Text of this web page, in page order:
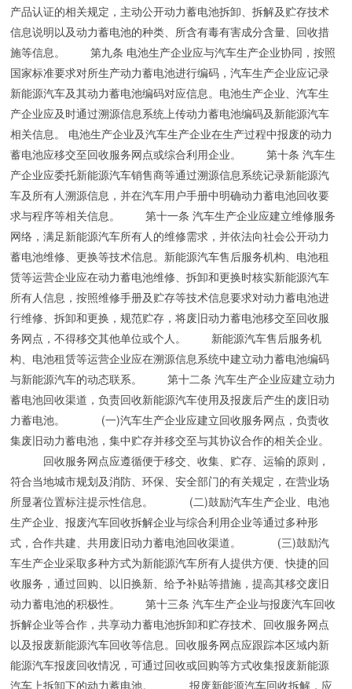
产品认证的相关规定，主动公开动力蓄电池拆卸、拆解及贮存技术
信息说明以及动力蓄电池的种类、所含有毒有害成分含量、回收措
施等信息。 第九条 电池生产企业应与汽车生产企业协同，按照
国家标准要求对所生产动力蓄电池进行编码，汽车生产企业应记录
新能源汽车及其动力蓄电池编码对应信息。电池生产企业、汽车生
产企业应及时通过溯源信息系统上传动力蓄电池编码及新能源汽车
相关信息。 电池生产企业及汽车生产企业在生产过程中报废的动力
蓄电池应移交至回收服务网点或综合利用企业。 第十条 汽车生
产企业应委托新能源汽车销售商等通过溯源信息系统记录新能源汽
车及所有人溯源信息，并在汽车用户手册中明确动力蓄电池回收要
求与程序等相关信息。 第十一条 汽车生产企业应建立维修服务
网络，满足新能源汽车所有人的维修需求，并依法向社会公开动力
蓄电池维修、更换等技术信息。新能源汽车售后服务机构、电池租
赁等运营企业应在动力蓄电池维修、拆卸和更换时核实新能源汽车
所有人信息，按照维修手册及贮存等技术信息要求对动力蓄电池进
行维修、拆卸和更换，规范贮存，将废旧动力蓄电池移交至回收服
务网点，不得移交其他单位或个人。 新能源汽车售后服务机
构、电池租赁等运营企业应在溯源信息系统中建立动力蓄电池编码
与新能源汽车的动态联系。 第十二条 汽车生产企业应建立动力
蓄电池回收渠道，负责回收新能源汽车使用及报废后产生的废旧动
力蓄电池。 (一)汽车生产企业应建立回收服务网点，负责收
集废旧动力蓄电池，集中贮存并移交至与其协议合作的相关企业。
回收服务网点应遵循便于移交、收集、贮存、运输的原则，
符合当地城市规划及消防、环保、安全部门的有关规定，在营业场
所显著位置标注提示性信息。 (二)鼓励汽车生产企业、电池
生产企业、报废汽车回收拆解企业与综合利用企业等通过多种形
式，合作共建、共用废旧动力蓄电池回收渠道。 (三)鼓励汽
车生产企业采取多种方式为新能源汽车所有人提供方便、快捷的回
收服务，通过回购、以旧换新、给予补贴等措施，提高其移交废旧
动力蓄电池的积极性。 第十三条 汽车生产企业与报废汽车回收
拆解企业等合作，共享动力蓄电池拆卸和贮存技术、回收服务网点
以及报废新能源汽车回收等信息。回收服务网点应跟踪本区域内新
能源汽车报废回收情况，可通过回收或回购等方式收集报废新能源
汽车上拆卸下的动力蓄电池。 报废新能源汽车回收拆解，应